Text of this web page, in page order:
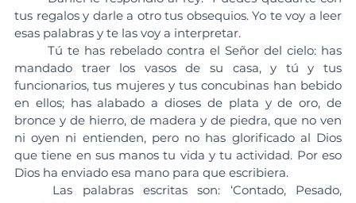
tus regalos y darle a otro tus obsequios. Yo te voy a leer
esas palabras y te las voy a interpretar.
mandado traer los vasos de su casa, y tú y tus
funcionarios, tus mujeres y tus concubinas han bebido
en ellos; has alabado a dioses de plata y de oro, de
bronce y de hierro, de madera y de piedra, que no ven
ni oyen ni entienden, pero no has glorificado al Dios
que tiene en sus manos tu vida y tu actividad. Por eso
Dios ha enviado esa mano para que escribiera.